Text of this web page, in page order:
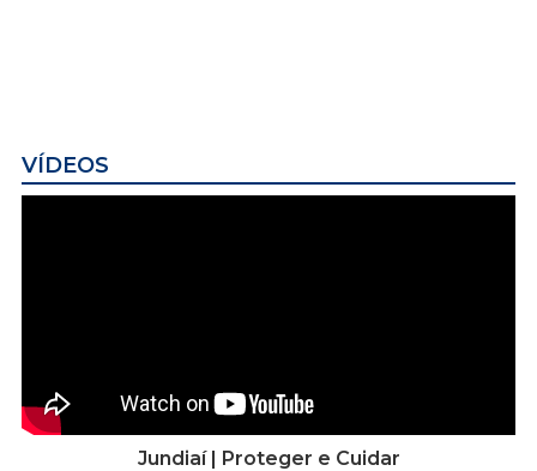
VÍDEOS
Jundiaí | Proteger e Cuidar